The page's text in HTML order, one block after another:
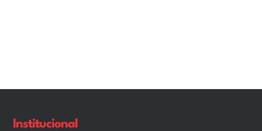
Institucional